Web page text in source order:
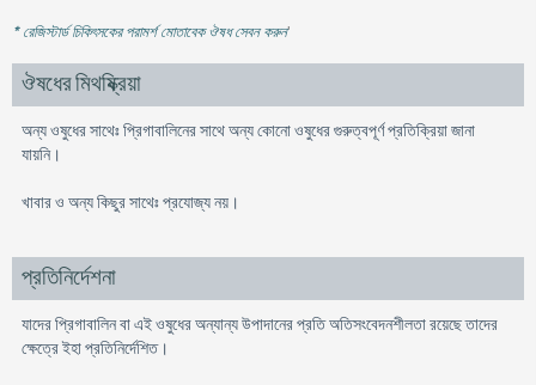
* রেজিস্টার্ড চিকিৎসকের পরামর্শ মোতাবেক ঔষধ সেবন করুন'
ঔষধের মিথষ্ক্রিয়া
অন্য ওষুধের সাথেঃ প্রিগাবালিনের সাথে অন্য কোনো ওষুধের গুরুত্বপূর্ণ প্রতিক্রিয়া জানা
যায়নি।
খাবার ও অন্য কিছুর সাথেঃ প্রযোজ্য নয়।
প্রতিনির্দেশনা
যাদের প্রিগাবালিন বা এই ওষুধের অন্যান্য উপাদানের প্রতি অতিসংবেদনশীলতা রয়েছে তাদের
ক্ষেত্রে ইহা প্রতিনির্দেশিত।